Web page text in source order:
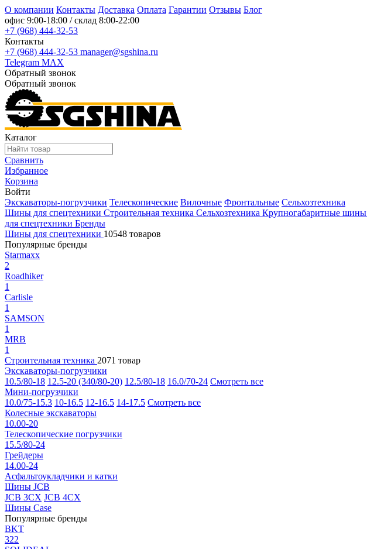
О компании Контакты Доставка Оплата Гарантии Отзывы Блог
офис 9:00-18:00 / склад 8:00-22:00
+7 (968) 444-32-53
Контакты
+7 (968) 444-32-53 manager@sgshina.ru
Telegram MAX
Обратный звонок
Обратный звонок
Каталог
Сравнить
Избранное
Корзина
Войти
Экскаваторы-погрузчики Телескопические Вилочные Фронтальные Сельхозтехника
Шины для спецтехники Строительная техника Сельхозтехника Крупногабаритные шины
для спецтехники Бренды
Шины для спецтехники 10548 товаров
Популярные бренды
Starmaxx
2
Roadhiker
1
Carlisle
1
SAMSON
1
MRB
1
Строительная техника 2071 товар
Экскаваторы-погрузчики
10.5/80-18 12.5-20 (340/80-20) 12.5/80-18 16.0/70-24 Смотреть все
Мини-погрузчики
10.0/75-15.3 10-16.5 12-16.5 14-17.5 Смотреть все
Колесные экскаваторы
10.00-20
Телескопические погрузчики
15.5/80-24
Грейдеры
14.00-24
Асфальтоукладчики и катки
Шины JCB
JCB 3CX JCB 4CX
Шины Case
Популярные бренды
BKT
322